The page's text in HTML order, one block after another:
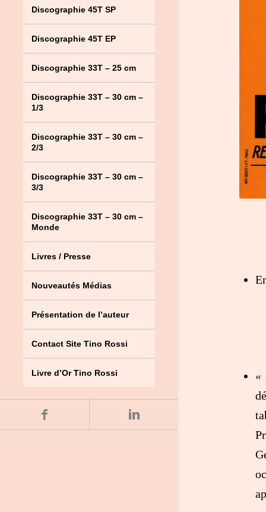
Discographie 45T SP
Discographie 45T EP
Discographie 33T – 25 cm
Discographie 33T – 30 cm –
1/3
Discographie 33T – 30 cm –
2/3
Discographie 33T – 30 cm –
3/3
Discographie 33T – 30 cm –
Monde
Livres / Presse
Nouveautés Médias
Présentation de l’auteur
Contact Site Tino Rossi
Livre d’Or Tino Rossi
«